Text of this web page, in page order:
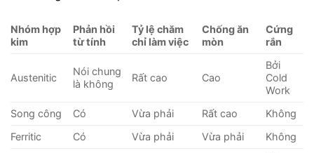
Nhóm hợp
kim
Phản hồi
từ tính
Tỷ lệ chăm
chỉ làm việc
Chống ăn
mòn
Cứng
rắn
Austenitic
Nói chung
là không
Rất cao Cao
Bởi
Cold
Work
Song công
Có Vừa phải Rất cao
Không
Ferritic
Có Vừa phải Vừa phải Không